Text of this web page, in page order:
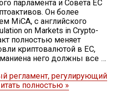
парламента и Совета ЕС
Он более
MiCA, с английского
on Markets in Crypto-
полностью меняет
криптовалютой в ЕС,
него должны все …
регламент, регулирующий
полностью »